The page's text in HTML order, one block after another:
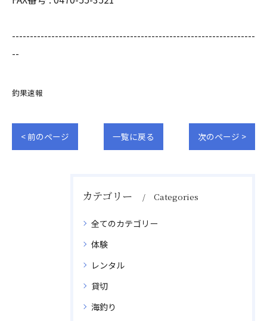
--------------------------------------------------------------------
--
釣果速報
< 前のページ 一覧に戻る 次のページ >
カテゴリー Categories
全てのカテゴリー
体験
レンタル
貸切
海釣り